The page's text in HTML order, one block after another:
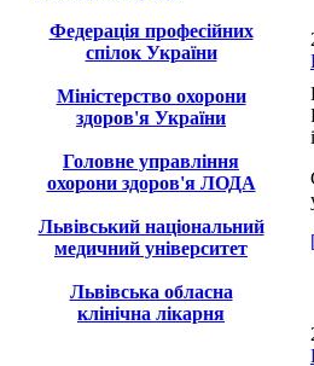
Федерація професійних
спілок України
Міністерство охорони
здоров'я України
Головне управління
охорони здоров'я ЛОДА
Львівський національний
медичний університет
Львівська обласна
клінічна лікарня